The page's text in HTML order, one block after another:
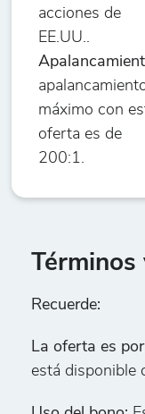
acciones de
EE.UU..
máximo con
oferta es de
200:1.
Términos
Recuerde:
La oferta es
está disponible